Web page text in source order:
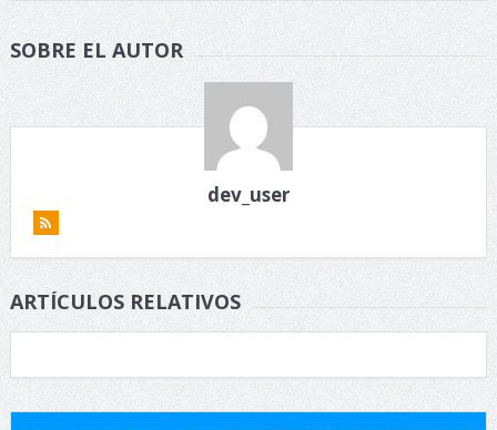
SOBRE EL AUTOR
dev_user
ARTÍCULOS RELATIVOS